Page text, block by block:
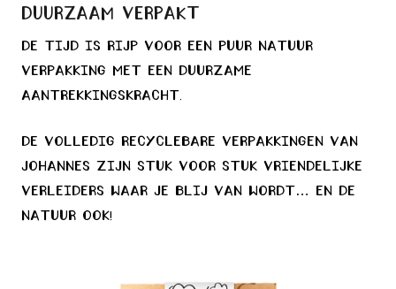
Duurzaam verpakt
De tijd is rijp voor een puur natuur
verpakking met een duurzame
aantrekkingskracht.
De volledig recyclebare verpakkingen van
Johannes zijn stuk voor stuk vriendelijke
verleiders waar je blij van wordt… en de
natuur ook!